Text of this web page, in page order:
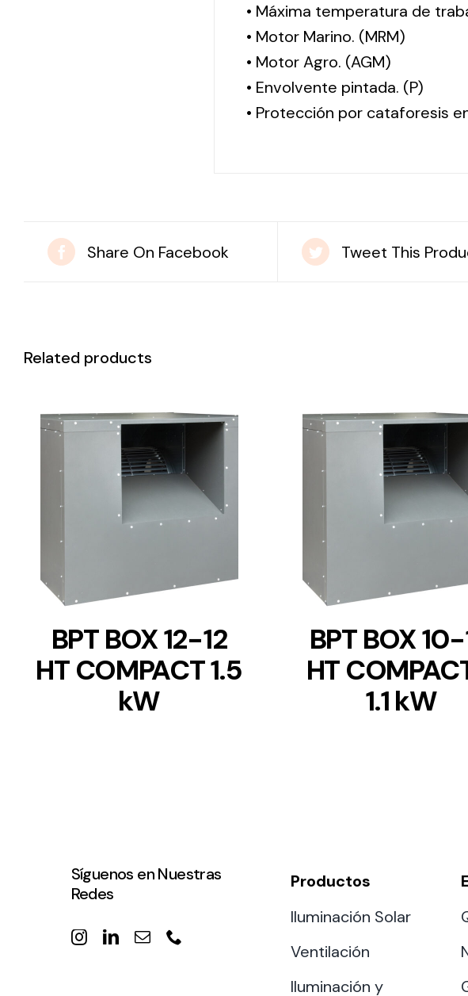
• Máxima temperatura de
• Motor Marino. (MRM)
• Motor Agro. (AGM)
• Envolvente pintada. (P)
• Protección por cataforesis
Share On Facebook Tweet This
Related products
DETAILS
BPT BOX 12-12
HT COMPACT 1.5
kW
DETAILS
BPT BOX
HT
1.1 kW
Síguenos en Nuestras
Redes
Productos
Iluminación Solar
Ventilación
Iluminación y